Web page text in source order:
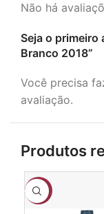
Não há
Seja o primeiro
Branco 2018”
Você precisa
avaliação.
Produtos
-10%